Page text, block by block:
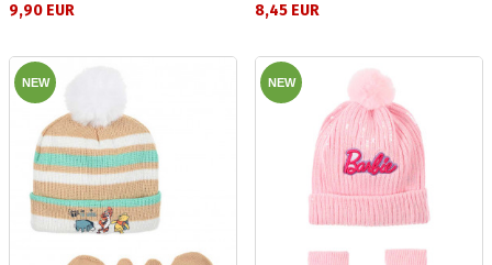
9,90 EUR 8,45 EUR
NEW NEW